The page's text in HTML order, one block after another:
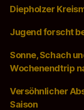
Diepholzer
Jugend forscht
Sonne, Schach
Wochenendtrip
Versöhnlicher
Saison